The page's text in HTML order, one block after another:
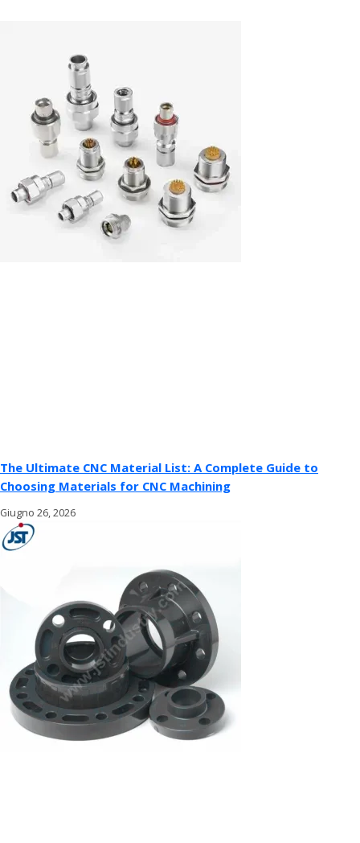
The Ultimate CNC Material List: A Complete Guide to
Choosing Materials for CNC Machining
Giugno 26, 2026